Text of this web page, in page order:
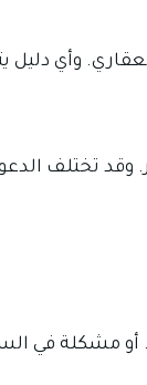
وأي دليل
وقد تختلف
أو مشكلة في